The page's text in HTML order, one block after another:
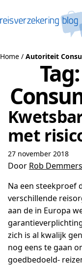
Home / Autoriteit
met
27 november 2018
Door Rob Demmers
Na een steekproef
verschillende
aan de in Europa
zich is al kwalijk
nog eens te gaan
goedbedoeld-